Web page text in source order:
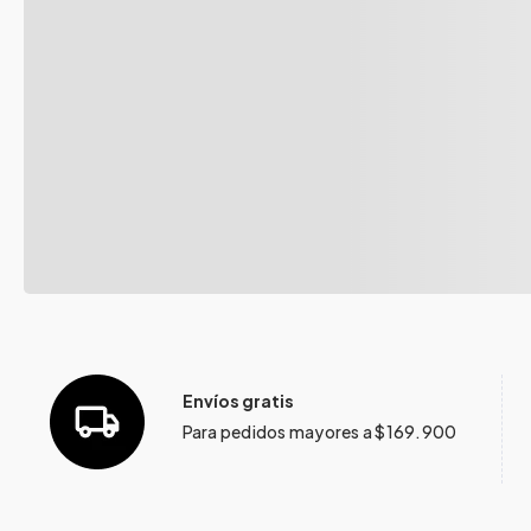
Envíos gratis
Para pedidos mayores a $169.900